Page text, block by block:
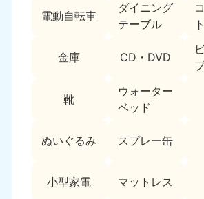
電動自転車
ダイニング
テーブル
金庫 CD・DVD
靴
ウォーター
ベッド
ぬいぐるみ スプレー缶
小型家電 マットレス
栃木県
050-1881-5270 050-
9:00〜
050-1881-5267
9:00〜19:00 年中無休
050-1881-5255
9:00〜19:00 年中無休
050-
9:00〜